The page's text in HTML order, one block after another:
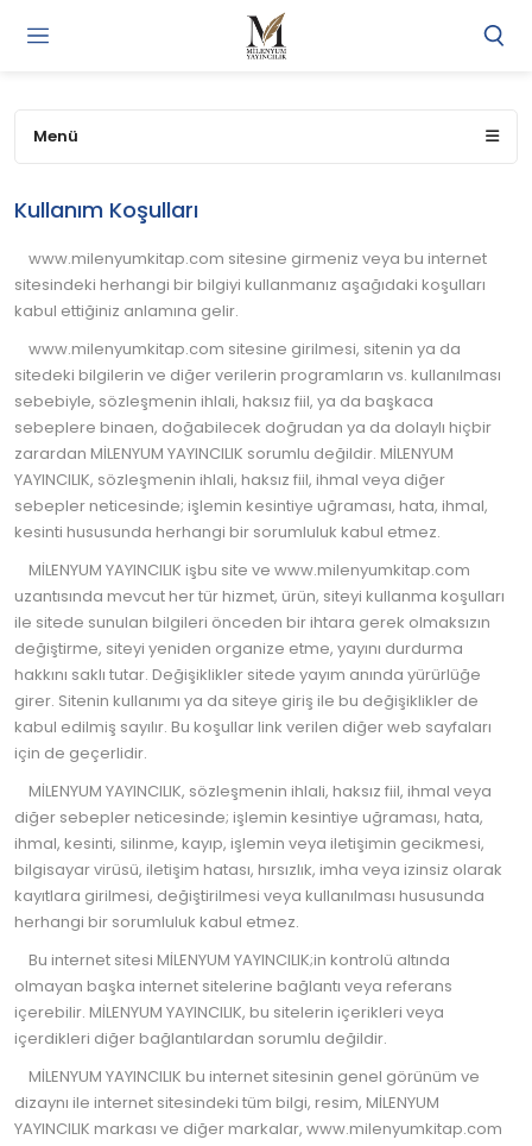
Menü
Kullanım Koşulları
www.milenyumkitap.com sitesine girmeniz veya bu internet
sitesindeki herhangi bir bilgiyi kullanmanız aşağıdaki koşulları
kabul ettiğiniz anlamına gelir.
www.milenyumkitap.com sitesine girilmesi, sitenin ya da
sitedeki bilgilerin ve diğer verilerin programların vs. kullanılması
sebebiyle, sözleşmenin ihlali, haksız fiil, ya da başkaca
sebeplere binaen, doğabilecek doğrudan ya da dolaylı hiçbir
zarardan MİLENYUM YAYINCILIK sorumlu değildir. MİLENYUM
YAYINCILIK, sözleşmenin ihlali, haksız fiil, ihmal veya diğer
sebepler neticesinde; işlemin kesintiye uğraması, hata, ihmal,
kesinti hususunda herhangi bir sorumluluk kabul etmez.
MİLENYUM YAYINCILIK işbu site ve www.milenyumkitap.com
uzantısında mevcut her tür hizmet, ürün, siteyi kullanma koşulları
ile sitede sunulan bilgileri önceden bir ihtara gerek olmaksızın
değiştirme, siteyi yeniden organize etme, yayını durdurma
hakkını saklı tutar. Değişiklikler sitede yayım anında yürürlüğe
girer. Sitenin kullanımı ya da siteye giriş ile bu değişiklikler de
kabul edilmiş sayılır. Bu koşullar link verilen diğer web sayfaları
için de geçerlidir.
MİLENYUM YAYINCILIK, sözleşmenin ihlali, haksız fiil, ihmal veya
diğer sebepler neticesinde; işlemin kesintiye uğraması, hata,
ihmal, kesinti, silinme, kayıp, işlemin veya iletişimin gecikmesi,
bilgisayar virüsü, iletişim hatası, hırsızlık, imha veya izinsiz olarak
kayıtlara girilmesi, değiştirilmesi veya kullanılması hususunda
herhangi bir sorumluluk kabul etmez.
Bu internet sitesi MİLENYUM YAYINCILIK;in kontrolü altında
olmayan başka internet sitelerine bağlantı veya referans
içerebilir. MİLENYUM YAYINCILIK, bu sitelerin içerikleri veya
içerdikleri diğer bağlantılardan sorumlu değildir.
MİLENYUM YAYINCILIK bu internet sitesinin genel görünüm ve
dizaynı ile internet sitesindeki tüm bilgi, resim, MİLENYUM
YAYINCILIK markası ve diğer markalar, www.milenyumkitap.com